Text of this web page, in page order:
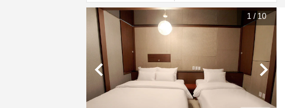
Navigate
forward
to
interact
with
the
calendar
and
select
date.
Navigate
to
calendar
and
select
a
date.
Press
1 /10